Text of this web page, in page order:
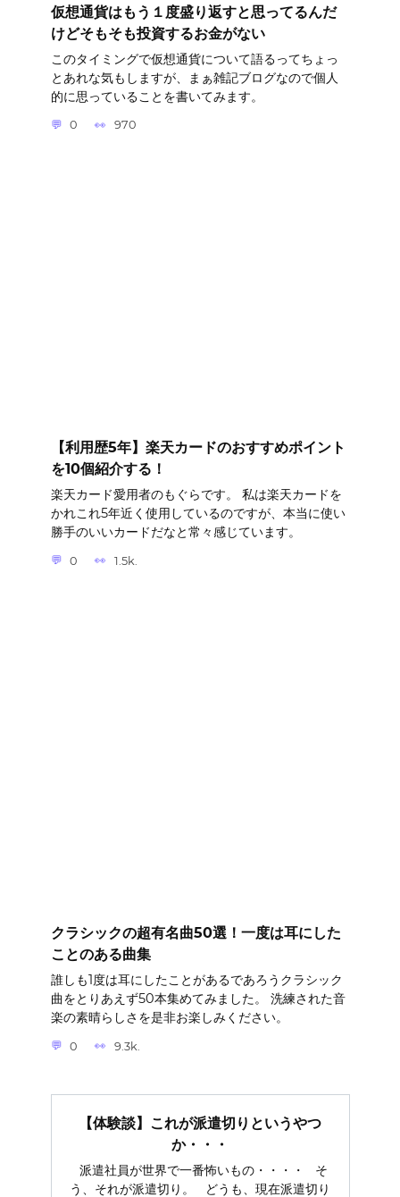
仮想通貨はもう１度盛り返すと思ってるんだ
けどそもそも投資するお金がない
このタイミングで仮想通貨について語るってちょっ
とあれな気もしますが、まぁ雑記ブログなので個人
的に思っていることを書いてみます。
0 970
【利用歴5年】楽天カードのおすすめポイント
を10個紹介する！
楽天カード愛用者のもぐらです。 私は楽天カードを
かれこれ5年近く使用しているのですが、本当に使い
勝手のいいカードだなと常々感じています。
0 1.5k.
クラシックの超有名曲50選！一度は耳にした
ことのある曲集
誰しも1度は耳にしたことがあるであろうクラシック
曲をとりあえず50本集めてみました。 洗練された音
楽の素晴らしさを是非お楽しみください。
0 9.3k.
【体験談】これが派遣切りというやつ
か・・・
派遣社員が世界で一番怖いもの・・・・ そ
う、それが派遣切り。 どうも、現在派遣切り